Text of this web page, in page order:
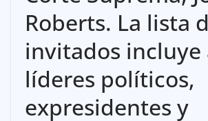
Roberts. La lista
invitados incluye
líderes políticos,
expresidentes y